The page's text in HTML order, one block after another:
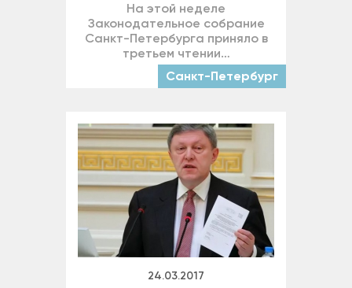
На этой неделе
Законодательное собрание
Санкт-Петербурга приняло в
третьем чтении…
Санкт-Петербург
24.03.2017